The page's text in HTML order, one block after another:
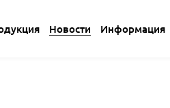
Новости Информация